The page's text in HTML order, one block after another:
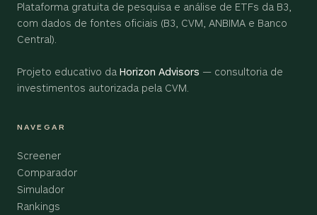
Plataforma gratuita de pesquisa e análise de ETFs da B3,
com dados de fontes oficiais (B3, CVM, ANBIMA e Banco
Central).
Projeto educativo da Horizon Advisors — consultoria de
investimentos autorizada pela CVM.
NAVEGAR
Screener
Comparador
Simulador
Rankings